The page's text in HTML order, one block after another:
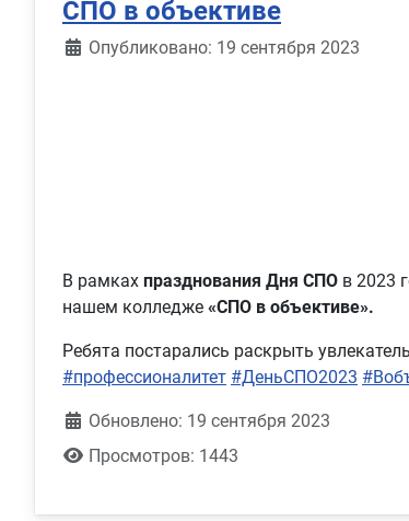
СПО в объективе
Информация о материале
Опубликовано: 19 сентября 2023
В рамках празднования Дня СПО в 2023
нашем колледже «СПО в объективе».
Ребята постарались раскрыть
#профессионалитет #ДеньСПО2023
Обновлено: 19 сентября 2023
Просмотров: 1443